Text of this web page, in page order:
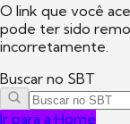
O link que você
pode ter sido
incorretamente.
Buscar no SBT
Ir para a Home